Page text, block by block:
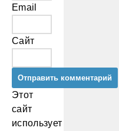
Email
Сайт
Этот
сайт
использует